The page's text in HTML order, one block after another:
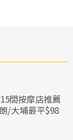
間按摩店推薦
/大埔最平$98